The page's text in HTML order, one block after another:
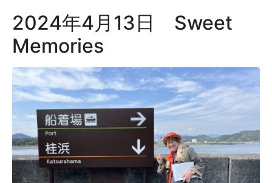
2024年4月13日 Sweet
Memories